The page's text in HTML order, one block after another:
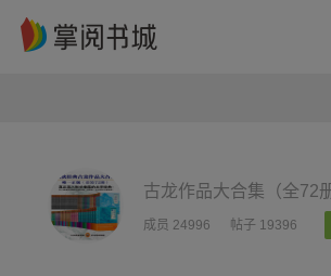
古龙作品大合集（全72
成员 24996 帖子 19396